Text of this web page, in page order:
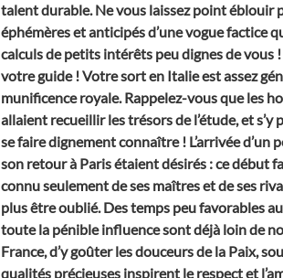
talent durable. Ne vous laissez point éblouir
éphémères et anticipés d’une vogue factice
calculs de petits intérêts peu dignes de vous
votre guide ! Votre sort en Italie est assez
munificence royale. Rappelez-vous que les
allaient recueillir les trésors de l’étude, et
se faire dignement connaître ! L’arrivée
son retour à Paris étaient désirés : ce début
connu seulement de ses maîtres et de ses
plus être oublié. Des temps peu favorables
toute la pénible influence sont déjà loin de
France, d’y goûter les douceurs de la Paix,
qualités précieuses inspirent le respect et